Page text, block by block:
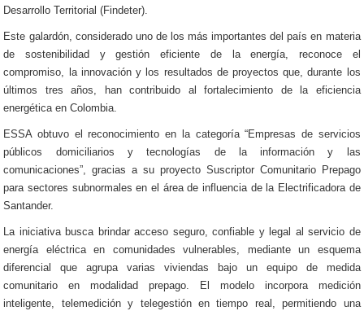
Desarrollo Territorial (Findeter).
Este galardón, considerado uno de los más importantes del país en materia
de sostenibilidad y gestión eficiente de la energía, reconoce el
compromiso, la innovación y los resultados de proyectos que, durante los
últimos tres años, han contribuido al fortalecimiento de la eficiencia
energética en Colombia.
ESSA obtuvo el reconocimiento en la categoría “Empresas de servicios
públicos domiciliarios y tecnologías de la información y las
comunicaciones”, gracias a su proyecto Suscriptor Comunitario Prepago
para sectores subnormales en el área de influencia de la Electrificadora de
Santander.
La iniciativa busca brindar acceso seguro, confiable y legal al servicio de
energía eléctrica en comunidades vulnerables, mediante un esquema
diferencial que agrupa varias viviendas bajo un equipo de medida
comunitario en modalidad prepago. El modelo incorpora medición
inteligente, telemedición y telegestión en tiempo real, permitiendo una